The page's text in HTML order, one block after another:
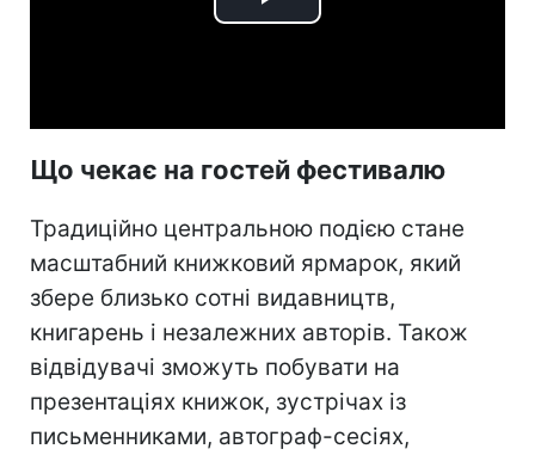
Play
Що чекає на гостей фестивалю
Традиційно центральною подією стане
масштабний книжковий ярмарок, який
збере близько сотні видавництв,
книгарень і незалежних авторів. Також
відвідувачі зможуть побувати на
презентаціях книжок, зустрічах із
письменниками, автограф-сесіях,